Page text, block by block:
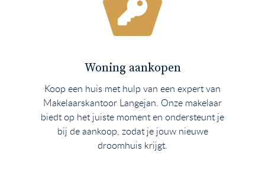
Woning aankopen
Koop een huis met hulp van een expert van
Makelaarskantoor Langejan. Onze makelaar
biedt op het juiste moment en ondersteunt je
bij de aankoop, zodat je jouw nieuwe
droomhuis krijgt.